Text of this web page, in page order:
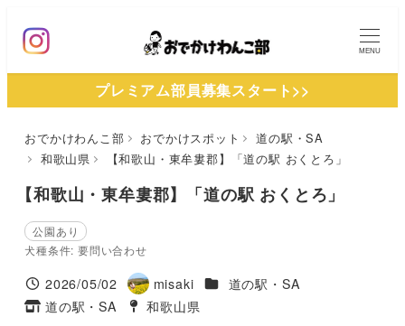
ン
MENU
プレミアム部員募集スタート>>
おでかけわんこ部 おでかけスポット
道の駅・SA
和歌山県
【和歌山・東牟婁郡】「道の駅 おくとろ」
【和歌山・東牟婁郡】「道の駅 おくとろ」
公園あり
犬種条件: 要問い合わせ
投稿日
2026/05/02
著
者
misaki 施設ジャンル
道の駅・SA
タグ
道の駅・SA
タグ
和歌山県